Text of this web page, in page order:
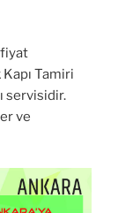
fiyat
Tamiri
servisidir.
ve